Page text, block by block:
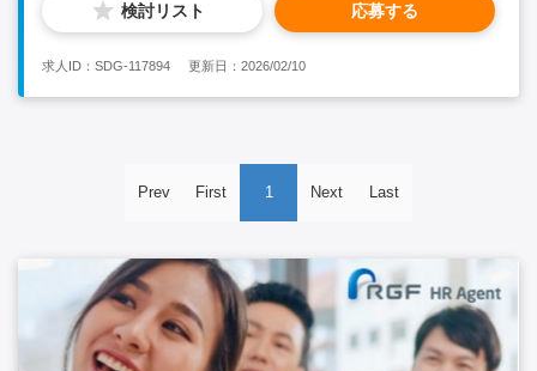
検討リスト 応募する
求人ID：SDG-117894 更新日：2026/02/10
Prev First 1 Next Last